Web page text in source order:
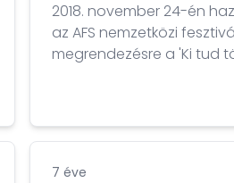
2018. november 24-én
az AFS nemzetközi
megrendezésre a 'Ki tud
rendezvényen idén 80
programjainkon.
7 éve